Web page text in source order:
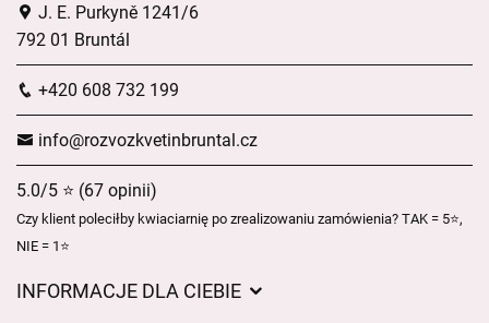
J. E. Purkyně 1241/6
792 01 Bruntál
+420 608 732 199
info@rozvozkvetinbruntal.cz
5.0/5 ⭐ (67 opinii)
Czy klient poleciłby kwiaciarnię po zrealizowaniu zamówienia? TAK = 5⭐,
NIE = 1⭐
INFORMACJE DLA CIEBIE